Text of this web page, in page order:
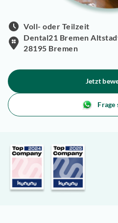
Voll- oder Teilzeit
Dental21 Bremen
28195 Bremen
Jetzt
Frage